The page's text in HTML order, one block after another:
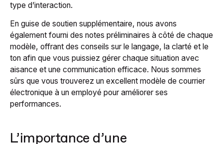
type d’interaction.
En guise de soutien supplémentaire, nous avons
également fourni des notes préliminaires à côté de chaque
modèle, offrant des conseils sur le langage, la clarté et le
ton afin que vous puissiez gérer chaque situation avec
aisance et une communication efficace. Nous sommes
sûrs que vous trouverez un excellent modèle de courrier
électronique à un employé pour améliorer ses
performances.
L’importance d’une